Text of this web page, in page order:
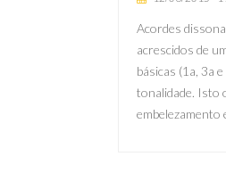
Acordes
acrescidos de
básicas (1a, 3a
tonalidade. Isto
embelezamento